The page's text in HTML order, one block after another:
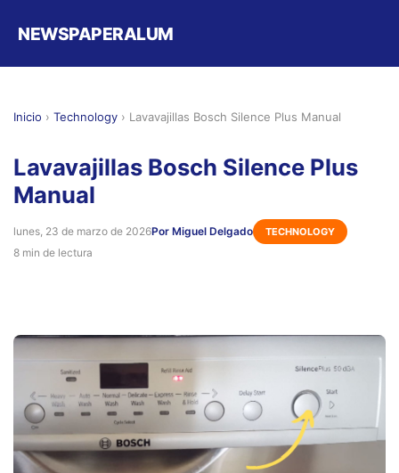
NEWSPAPERALUM
Inicio › Technology › Lavavajillas Bosch Silence Plus Manual
Lavavajillas Bosch Silence Plus
Manual
lunes, 23 de marzo de 2026Por Miguel Delgado TECHNOLOGY
8 min de lectura